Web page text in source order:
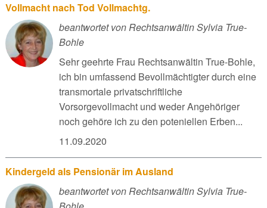
Vollmacht nach Tod Vollmachtg.
beantwortet von Rechtsanwältin Sylvia True-
Bohle
Sehr geehrte Frau Rechtsanwältin True-Bohle,
ich bin umfassend Bevollmächtigter durch eine
transmortale privatschriftliche
Vorsorgevollmacht und weder Angehöriger
noch gehöre ich zu den poteniellen Erben...
11.09.2020
Kindergeld als Pensionär im Ausland
beantwortet von Rechtsanwältin Sylvia True-